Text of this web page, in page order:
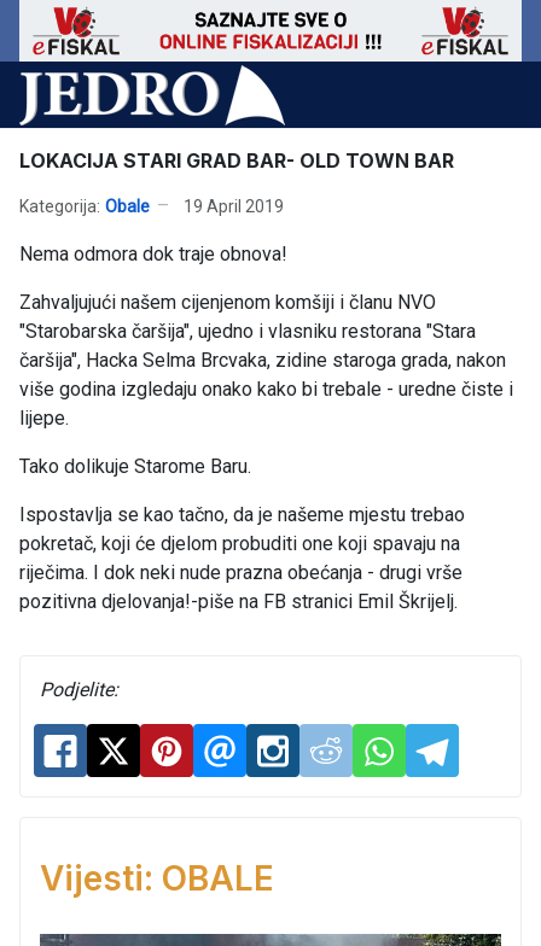
LOKACIJA STARI GRAD BAR- OLD TOWN BAR
Kategorija: Obale 19 April 2019
Nema odmora dok traje obnova!
Zahvaljujući našem cijenjenom komšiji i članu NVO
"Starobarska čaršija", ujedno i vlasniku restorana "Stara
čaršija", Hacka Selma Brcvaka, zidine staroga grada, nakon
više godina izgledaju onako kako bi trebale - uredne čiste i
lijepe.
Tako dolikuje Starome Baru.
Ispostavlja se kao tačno, da je našeme mjestu trebao
pokretač, koji će djelom probuditi one koji spavaju na
riječima. I dok neki nude prazna obećanja - drugi vrše
pozitivna djelovanja!-piše na FB stranici Emil Škrijelj.
Podjelite:
Vijesti: OBALE